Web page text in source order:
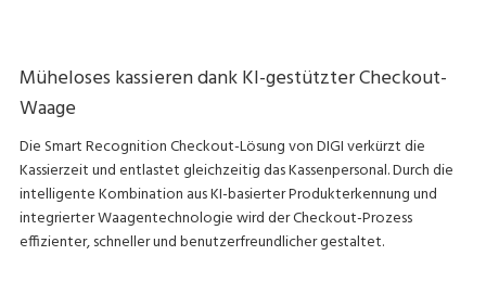
Müheloses kassieren dank KI-gestützter Checkout-
Waage
Die Smart Recognition Checkout-Lösung von DIGI verkürzt die
Kassierzeit und entlastet gleichzeitig das Kassenpersonal. Durch die
intelligente Kombination aus KI-basierter Produkterkennung und
integrierter Waagentechnologie wird der Checkout-Prozess
effizienter, schneller und benutzerfreundlicher gestaltet.